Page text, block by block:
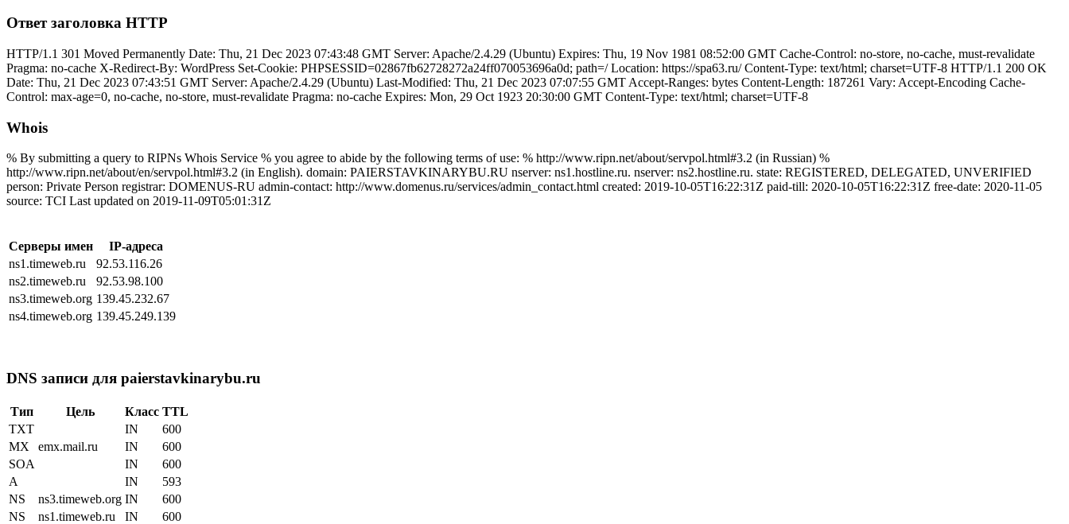
Ответ заголовка HTTP
HTTP/1.1 301 Moved Permanently Date: Thu, 21 Dec 2023 07:43:48 GMT Server: Apache/2.4.29 (Ubuntu) Expires: Thu, 19 Nov 1981 08:52:00 GMT Cache-Control: no-store, no-cache, must-revalidate
Pragma: no-cache X-Redirect-By: WordPress Set-Cookie: PHPSESSID=02867fb62728272a24ff070053696a0d; path=/ Location: https://spa63.ru/ Content-Type: text/html; charset=UTF-8 HTTP/1.1 200 OK
Date: Thu, 21 Dec 2023 07:43:51 GMT Server: Apache/2.4.29 (Ubuntu) Last-Modified: Thu, 21 Dec 2023 07:07:55 GMT Accept-Ranges: bytes Content-Length: 187261 Vary: Accept-Encoding Cache-
Control: max-age=0, no-cache, no-store, must-revalidate Pragma: no-cache Expires: Mon, 29 Oct 1923 20:30:00 GMT Content-Type: text/html; charset=UTF-8
Whois
% By submitting a query to RIPNs Whois Service % you agree to abide by the following terms of use: % http://www.ripn.net/about/servpol.html#3.2 (in Russian) %
http://www.ripn.net/about/en/servpol.html#3.2 (in English). domain: PAIERSTAVKINARYBU.RU nserver: ns1.hostline.ru. nserver: ns2.hostline.ru. state: REGISTERED, DELEGATED, UNVERIFIED
person: Private Person registrar: DOMENUS-RU admin-contact: http://www.domenus.ru/services/admin_contact.html created: 2019-10-05T16:22:31Z paid-till: 2020-10-05T16:22:31Z free-date: 2020-11-05
source: TCI Last updated on 2019-11-09T05:01:31Z
Серверы имен
IP-адреса
ns1.timeweb.ru
92.53.116.26
ns2.timeweb.ru
92.53.98.100
ns3.timeweb.org 139.45.232.67
ns4.timeweb.org 139.45.249.139
DNS записи для paierstavkinarybu.ru
Тип Цель Класс TTL
TXT
IN
600
MX
emx.mail.ru IN
600
SOA
IN
600
A
IN
593
NS
ns3.timeweb.org IN
600
NS
ns1.timeweb.ru IN
600